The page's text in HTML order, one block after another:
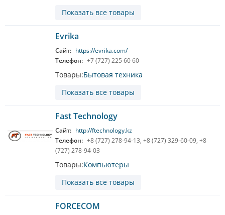
Показать все товары
Evrika
Сайт: https://evrika.com/
Телефон: +7 (727) 225 60 60
Товары:Бытовая техника
Показать все товары
Fast Technology
Сайт: http://ftechnology.kz
Телефон: +8 (727) 278-94-13, +8 (727) 329-60-09, +8
(727) 278-94-03
Товары:Компьютеры
Показать все товары
FORCECOM